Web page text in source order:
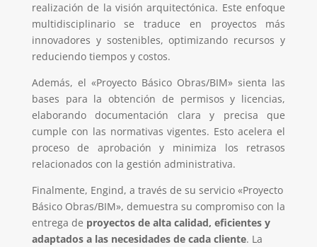
realización de la visión arquitectónica. Este enfoque
multidisciplinario se traduce en proyectos más
innovadores y sostenibles, optimizando recursos y
reduciendo tiempos y costos.
Además, el «Proyecto Básico Obras/BIM» sienta las
bases para la obtención de permisos y licencias,
elaborando documentación clara y precisa que
cumple con las normativas vigentes. Esto acelera el
proceso de aprobación y minimiza los retrasos
relacionados con la gestión administrativa.
Finalmente, Engind, a través de su servicio «Proyecto
Básico Obras/BIM», demuestra su compromiso con la
entrega de proyectos de alta calidad, eficientes y
adaptados a las necesidades de cada cliente. La